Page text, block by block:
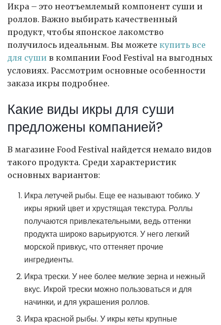
Икра – это неотъемлемый компонент суши и
роллов. Важно выбирать качественный
продукт, чтобы японское лакомство
получилось идеальным. Вы можете купить все
для суши в компании Food Festival на выгодных
условиях. Рассмотрим основные особенности
заказа икры подробнее.
Какие виды икры для суши
предложены компанией?
В магазине Food Festival найдется немало видов
такого продукта. Среди характеристик
основных вариантов:
Икра летучей рыбы. Еще ее называют тобико. У
икры яркий цвет и хрустящая текстура. Роллы
получаются привлекательными, ведь оттенки
продукта широко варьируются. У него легкий
морской привкус, что оттеняет прочие
ингредиенты.
Икра трески. У нее более мелкие зерна и нежный
вкус. Икрой трески можно пользоваться и для
начинки, и для украшения роллов.
Икра красной рыбы. У икры кеты крупные